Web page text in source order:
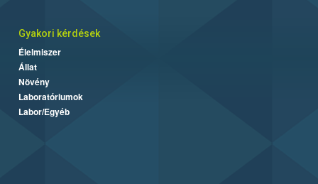
Gyakori kérdések
Élelmiszer
Állat
Növény
Laboratóriumok
Labor/Egyéb